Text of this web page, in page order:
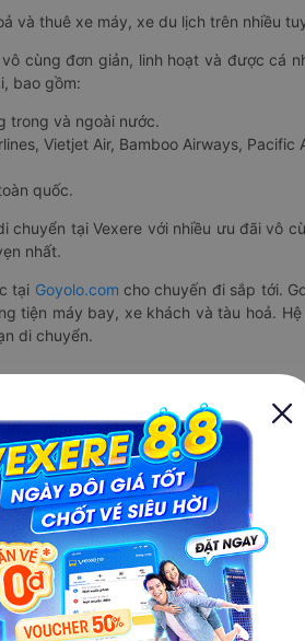
và thuê xe máy, xe du lịch trên nhiều
cùng đơn giản, linh hoạt và được cá
bao gồm:
trong và ngoài nước.
Vietjet Air, Bamboo Airways, Pacific
quốc.
tại Vexere với nhiều ưu đãi vô
nhất.
tại Goyolo.com cho chuyến đi sắp tới.
tiện máy bay, xe khách và tàu hoả.
di chuyển.
Ứng dụng đặt vé Xe
Vexere - ứng dụng đặt vé
cao, 5000+ tuyến đường
vụ thuê xe máy, xe du lịch
Ứng dụng hiển thị thông
người dùng so sánh và
chóng và phù hợp nhất.
Tải ứng dụng Vexere